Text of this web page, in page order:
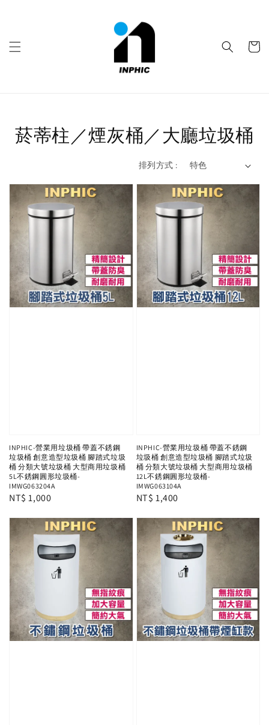
菸蒂柱／煙灰桶／大廳垃圾桶
排列方式 :
INPHIC-營業用垃圾桶 帶蓋不銹鋼
垃圾桶 創意造型垃圾桶 腳踏式垃圾
桶 分類大號垃圾桶 大型商用垃圾桶
5L不銹鋼圓形垃圾桶-
IMWG063204A
Regular
NT$ 1,000
INPHIC-營業用垃圾桶 帶蓋不銹鋼
垃圾桶 創意造型垃圾桶 腳踏式垃圾
桶 分類大號垃圾桶 大型商用垃圾桶
12L不銹鋼圓形垃圾桶-
IMWG063104A
Regular
NT$ 1,400